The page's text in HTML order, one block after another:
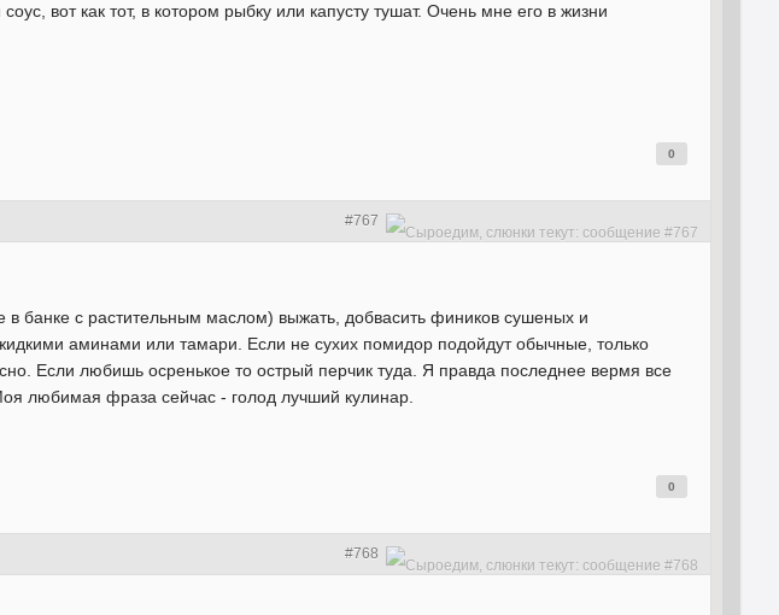
вот как тот, в котором рыбку или капусту тушат. Очень мне его в жизни
0
#767
банке с растительным маслом) выжать, добвасить фиников сушеных и
аминами или тамари. Если не сухих помидор подойдут обычные, только
Если любишь осренькое то острый перчик туда. Я правда последнее вермя все
любимая фраза сейчас - голод лучший кулинар.
0
#768